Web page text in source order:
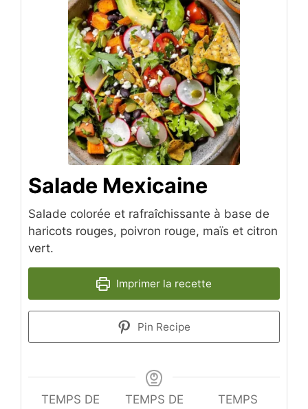
Salade Mexicaine
Salade colorée et rafraîchissante à base de
haricots rouges, poivron rouge, maïs et citron
vert.
Imprimer la recette
Pin Recipe
TEMPS DE
TEMPS DE
TEMPS